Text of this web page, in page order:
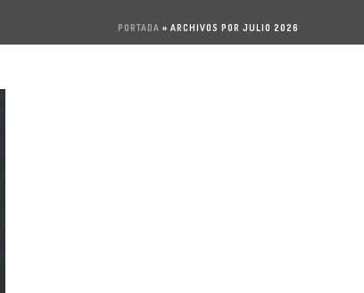
PORTADA » ARCHIVOS POR JULIO 2026